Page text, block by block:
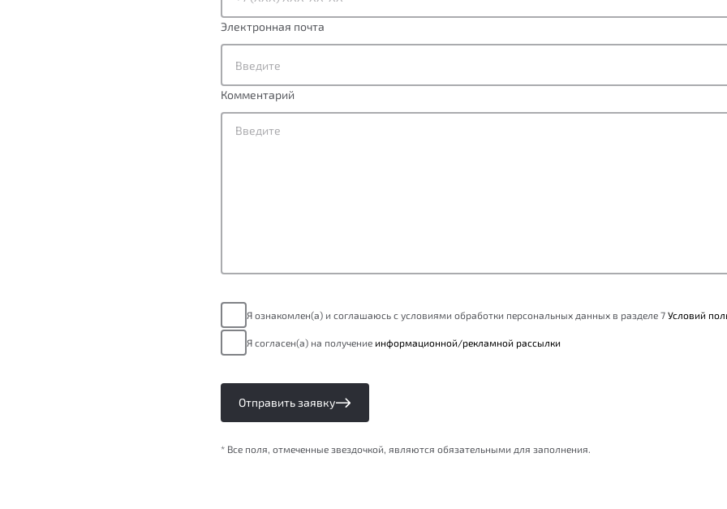
Электронная почта
Комментарий
Я ознакомлен(а) и соглашаюсь с условиями обработки персональных данных в разделе 7 Условий
Я согласен(а) на получение информационной/рекламной рассылки
Отправить заявку
* Все поля, отмеченные звездочкой, являются обязательными для заполнения.